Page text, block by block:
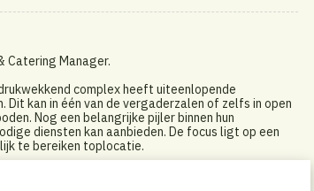
Catering Manager.
complex heeft uiteenlopende
kan in één van de vergaderzalen of zelfs in open
Nog een belangrijke pijler binnen hun
diensten kan aanbieden. De focus ligt op een
te bereiken toplocatie.